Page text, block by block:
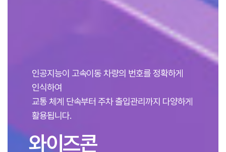
인공지능이 고속이동 차량의 번호를 정확하게
인식하여
교통 체계 단속부터 주차 출입관리까지 다양하게
활용됩니다.
와이즈콘